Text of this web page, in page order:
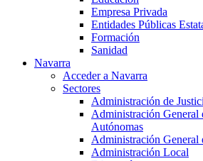
Empresa Privada
Entidades Públicas
Formación
Sanidad
Navarra
Acceder a Navarra
Sectores
Administración de
Administración General
Autónomas
Administración General
Administración Local